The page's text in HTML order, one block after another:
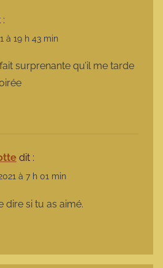
à 19 h 43 min
surprenante qu’il me tarde
dit :
à 7 h 01 min
dire si tu as aimé.